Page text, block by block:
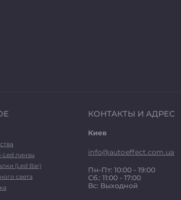
Led линзы
(Led Bar)
света
КОНТАКТЫ И АДРЕС
Киев
info@autoeffect.com.ua
Пн-Пт: 10:00 - 19:00
Сб.: 11:00 - 17:00
Вс: Выходной